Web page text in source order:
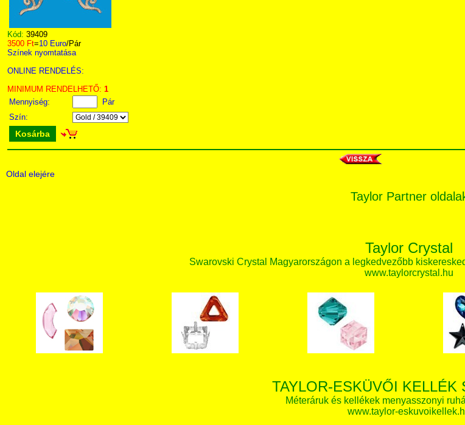
Kód: 39409
3500 Ft=10 Euro/Pár
Színek nyomtatása
ONLINE RENDELÉS:
MINIMUM RENDELHETŐ: 1
Mennyiség:
Pár
Szín:
Kosárba
Oldal elejére
Taylor Partner
Taylor Crystal
Swarovski Crystal Magyarországon a legkedvezőbb
www.taylorcrystal.hu
TAYLOR-ESKÜVŐI KELLÉK
Méteráruk és kellékek menyasszonyi
www.taylor-